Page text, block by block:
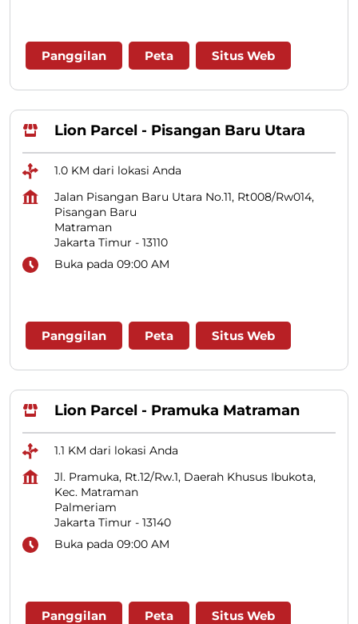
Panggilan Peta Situs Web
Lion Parcel - Pisangan Baru Utara
1.0 KM dari lokasi Anda
Jalan Pisangan Baru Utara No.11, Rt008/Rw014,
Pisangan Baru
Matraman
Jakarta Timur - 13110
Buka pada 09:00 AM
Panggilan Peta Situs Web
Lion Parcel - Pramuka Matraman
1.1 KM dari lokasi Anda
Jl. Pramuka, Rt.12/Rw.1, Daerah Khusus Ibukota,
Kec. Matraman
Palmeriam
Jakarta Timur - 13140
Buka pada 09:00 AM
Panggilan Peta Situs Web